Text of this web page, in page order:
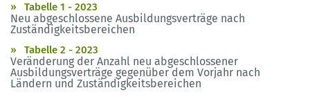
Tabelle 1 - 2023
Neu abgeschlossene Ausbildungsverträge nach
Zuständigkeitsbereichen
Tabelle 2 - 2023
Veränderung der Anzahl neu abgeschlossener
Ausbildungsverträge gegenüber dem Vorjahr nach
Ländern und Zuständigkeitsbereichen